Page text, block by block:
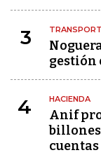
3
gestión
4 HACIENDA
Anif